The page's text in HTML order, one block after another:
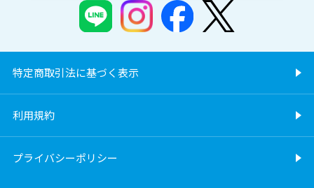
特定商取引法に基づく表示
利用規約
プライバシーポリシー